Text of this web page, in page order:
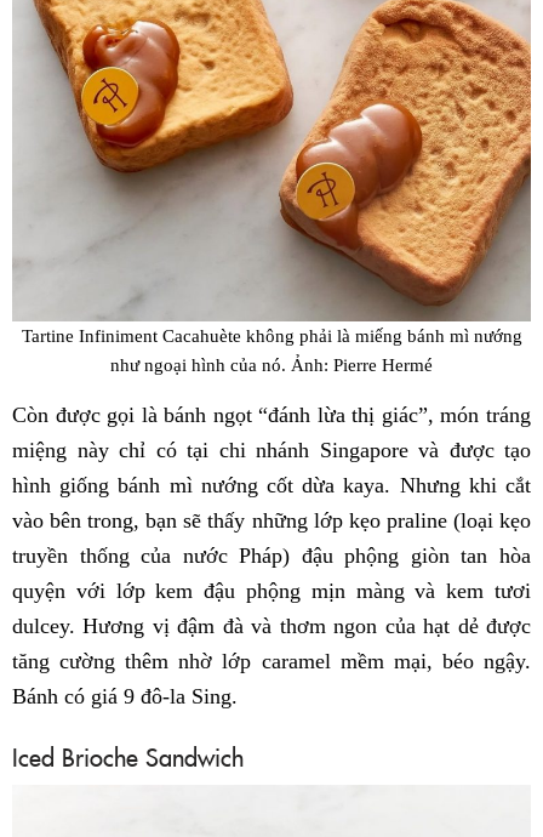
Tartine Infiniment Cacahuète không phải là miếng bánh mì nướng
như ngoại hình của nó. Ảnh: Pierre Hermé
Còn được gọi là bánh ngọt “đánh lừa thị giác”, món tráng
miệng này chỉ có tại chi nhánh Singapore và được tạo
hình giống bánh mì nướng cốt dừa kaya. Nhưng khi cắt
vào bên trong, bạn sẽ thấy những lớp kẹo praline (loại kẹo
truyền thống của nước Pháp) đậu phộng giòn tan hòa
quyện với lớp kem đậu phộng mịn màng và kem tươi
dulcey. Hương vị đậm đà và thơm ngon của hạt dẻ được
tăng cường thêm nhờ lớp caramel mềm mại, béo ngậy.
Bánh có giá 9 đô-la Sing.
Iced Brioche Sandwich